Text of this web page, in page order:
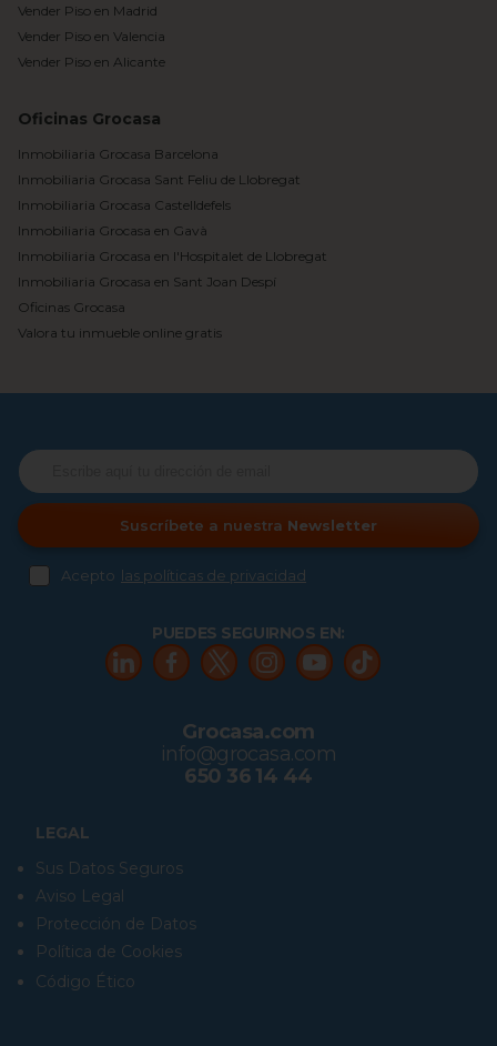
Vender Piso en Madrid
Vender Piso en Valencia
Vender Piso en Alicante
Oficinas Grocasa
Inmobiliaria Grocasa Barcelona
Inmobiliaria Grocasa Sant Feliu de Llobregat
Inmobiliaria Grocasa Castelldefels
Inmobiliaria Grocasa en Gavà
Inmobiliaria Grocasa en l'Hospitalet de Llobregat
Inmobiliaria Grocasa en Sant Joan Despí
Oficinas Grocasa
Valora tu inmueble online gratis
Suscríbete a nuestra Newsletter
Acepto las políticas de privacidad
LEGAL
Sus Datos Seguros
Aviso Legal
Protección de Datos
Política de Cookies
Código Ético
PUEDES SEGUIRNOS EN:
Grocasa.com
info@grocasa.com
650 36 14 44